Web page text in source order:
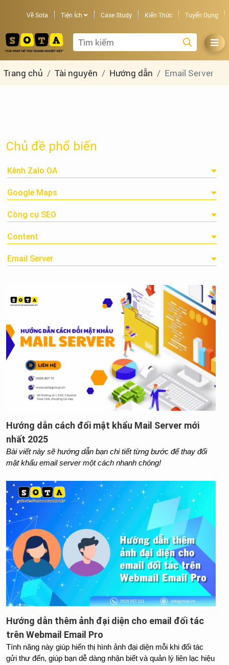
Về Sota Tiện Ích Case Study Kiến Thức Tuyển Dụng
Trang chủ Tài nguyên Hướng dẫn Email Server
Chủ đề phổ biến
Kênh Zalo OA
Google Maps
Công cụ SEO
Content
Email Server
Hướng dẫn cách đổi mật khẩu Mail Server mới
nhất 2025
Bài viết này sẽ hướng dẫn bạn chi tiết từng bước để thay đổi
mật khẩu email server một cách nhanh chóng!
Hướng dẫn thêm ảnh đại diện cho email đối tác
trên Webmail Email Pro
Tính năng này giúp hiển thị hình ảnh đại diện mỗi khi đối tác
gửi thư đến, giúp bạn dễ dàng nhận biết và quản lý liên lạc hiệu